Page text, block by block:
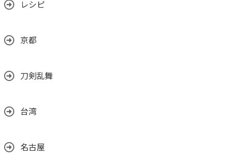
レシピ
京都
刀剣乱舞
台湾
名古屋